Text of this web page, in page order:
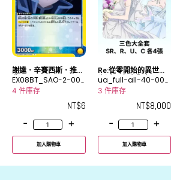
謝達．辛賽西斯．推魯
弗
EX08BT_SAO-2-005
C
4 件庫存
NT$6
-
+
加入購物車
Re:從零開始的異世界
生活 三色大全套
ua_full-all-40-000
0
3 件庫存
NT$8,000
-
+
加入購物車